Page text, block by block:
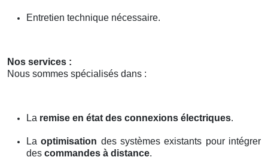
Entretien technique nécessaire.
Nos services :
Nous sommes spécialisés dans :
La remise en état des connexions électriques.
Laoptimisation des systèmes existants pour intégrer
des commandes à distance.